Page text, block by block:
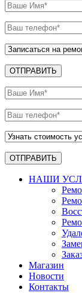
НАШИ
Магазин
Новости
Контакты